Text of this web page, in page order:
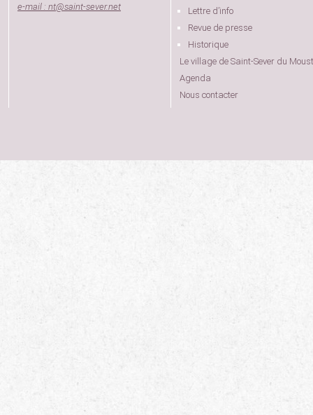
e-mail : nt@saint-sever.net
Lettre d’info
Revue de presse
Historique
Le village de Saint-Sever du
Agenda
Nous contacter